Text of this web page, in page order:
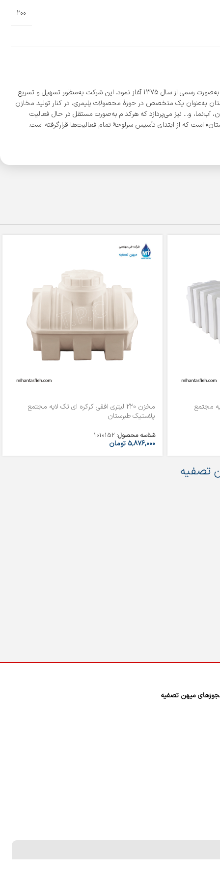
200
شرکت «مجتمع پلاستیک طبرستان» با بیش از 300 نمایندگی فعال، بزرگ‌ترین تولیدکننده مخازن پلی‌اتیلن به روش روتومولدینگ در ایران است که فعالیت خود را به‌صورت رسمی از سال 1375 آغاز نمود. این شرکت به‌منظور تسهیل و تسریع
در شهرهای شیراز و اصفهان نمود. شرکت طبرستان به‌عنوان یک متخصص در حوزۀ محصولات پلیمری، در کنار تولید مخازن
آب‌نما، و... نیز می‌پردازد که هرکدام به‌صورت مستقل در حال فعالیت
است که از ابتدای تأسیس سرلوحۀ تمام فعالیت‌ها قرارگرفته است.
مجتمع
مخزن 220 لیتری افقی کرکره ای تک لایه مجتمع
پلاستیک طبرستان
شناسه محصول: 1010152
۵,۸۷۶,۰۰۰ تومان
تصفیه
میهن تصفیه